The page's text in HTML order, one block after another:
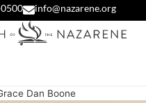
info@nazarene.org
Dan Boone